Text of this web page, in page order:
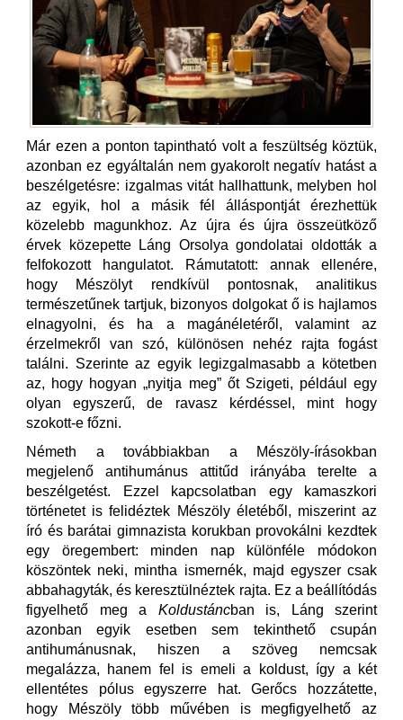
Már ezen a ponton tapintható volt a feszültség köztük,
azonban ez egyáltalán nem gyakorolt negatív hatást a
beszélgetésre: izgalmas vitát hallhattunk, melyben hol
az egyik, hol a másik fél álláspontját érezhettük
közelebb magunkhoz. Az újra és újra összeütköző
érvek közepette Láng Orsolya gondolatai oldották a
felfokozott hangulatot. Rámutatott: annak ellenére,
hogy Mészölyt rendkívül pontosnak, analitikus
természetűnek tartjuk, bizonyos dolgokat ő is hajlamos
elnagyolni, és ha a magánéletéről, valamint az
érzelmekről van szó, különösen nehéz rajta fogást
találni. Szerinte az egyik legizgalmasabb a kötetben
az, hogy hogyan „nyitja meg” őt Szigeti, például egy
olyan egyszerű, de ravasz kérdéssel, mint hogy
szokott-e főzni.
Németh a továbbiakban a Mészöly-írásokban
megjelenő antihumánus attitűd irányába terelte a
beszélgetést. Ezzel kapcsolatban egy kamaszkori
történetet is felidéztek Mészöly életéből, miszerint az
író és barátai gimnazista korukban provokálni kezdtek
egy öregembert: minden nap különféle módokon
köszöntek neki, mintha ismernék, majd egyszer csak
abbahagyták, és keresztülnéztek rajta. Ez a beállítódás
figyelhető meg a Koldustáncban is, Láng szerint
azonban egyik esetben sem tekinthető csupán
antihumánusnak, hiszen a szöveg nemcsak
megalázza, hanem fel is emeli a koldust, így a két
ellentétes pólus egyszerre hat. Gerőcs hozzátette,
hogy Mészöly több művében is megfigyelhető az